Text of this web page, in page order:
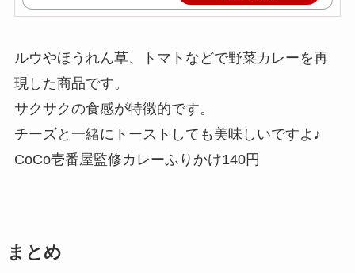
ルウやほうれん草、トマトなどで野菜カレーを再
現した商品です。
サクサクの食感が特徴的です。
チーズと一緒にトーストしても美味しいですよ♪
CoCo壱番屋監修カレーふりかけ140円
まとめ